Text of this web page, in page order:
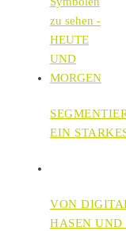
EIN
VON
HASEN UND